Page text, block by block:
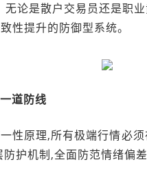
无论是散户交易员还是职
性提升的防御型系统。
道防线
性原理,所有极端行情必
护机制,全面防范情绪偏